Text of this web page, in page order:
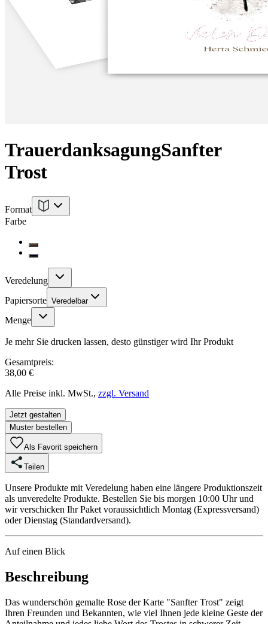
TrauerdanksagungSanfter
Trost
Format
Farbe
Veredelung
Papiersorte Veredelbar
Menge
Je mehr Sie drucken lassen, desto günstiger wird Ihr Produkt
Gesamtpreis:
38,00 €
Alle Preise inkl. MwSt., zzgl. Versand
Jetzt gestalten
Muster bestellen
Als Favorit speichern
Teilen
Unsere Produkte mit Veredelung haben eine längere Produktionszeit
als unveredelte Produkte. Bestellen Sie bis morgen 10:00 Uhr und
wir verschicken Ihr Paket voraussichtlich Montag (Expressversand)
oder Dienstag (Standardversand).
Auf einen Blick
Beschreibung
Das wunderschön gemalte Rose der Karte "Sanfter Trost" zeigt
Ihren Freunden und Bekannten, wie viel Ihnen jede kleine Geste der